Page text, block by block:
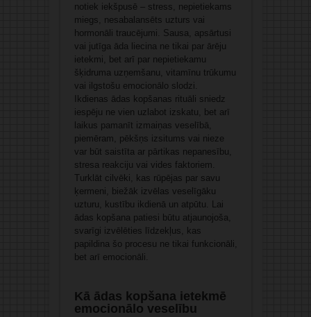
notiek iekšpusē – stress, nepietiekams
miegs, nesabalansēts uzturs vai
hormonāli traucējumi. Sausa, apsārtusi
vai jutīga āda liecina ne tikai par ārēju
ietekmi, bet arī par nepietiekamu
šķidruma uzņemšanu, vitamīnu trūkumu
vai ilgstošu emocionālo slodzi.
Ikdienas ādas kopšanas rituāli sniedz
iespēju ne vien uzlabot izskatu, bet arī
laikus pamanīt izmaiņas veselībā,
piemēram, pēkšņs izsitums vai nieze
var būt saistīta ar pārtikas nepanesību,
stresa reakciju vai vides faktoriem.
Turklāt cilvēki, kas rūpējas par savu
ķermeni, biežāk izvēlas veselīgāku
uzturu, kustību ikdienā un atpūtu. Lai
ādas kopšana patiesi būtu atjaunojoša,
svarīgi izvēlēties līdzekļus, kas
papildina šo procesu ne tikai funkcionāli,
bet arī emocionāli.
Kā ādas kopšana ietekmē
emocionālo veselību